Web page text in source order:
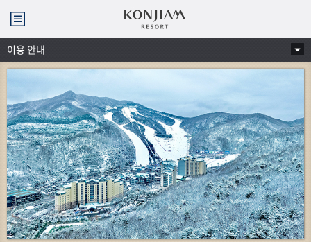
곤지암리조트
메뉴
열기
본문 텍스트 시작
이용 안내 컨텐
츠
메뉴
보기